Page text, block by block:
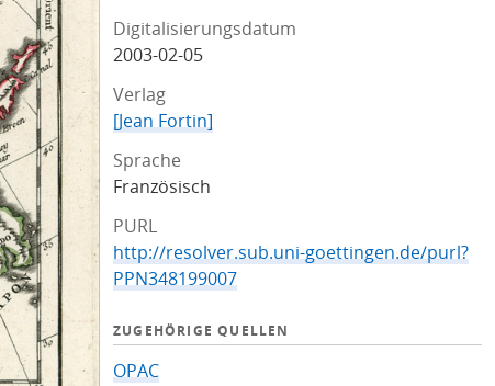
Digitalisierungsdatum
2003-02-05
Verlag
[Jean Fortin]
Sprache
Französisch
PURL
http://resolver.sub.uni-goettingen.de/purl?
PPN348199007
ZUGEHÖRIGE QUELLEN
OPAC